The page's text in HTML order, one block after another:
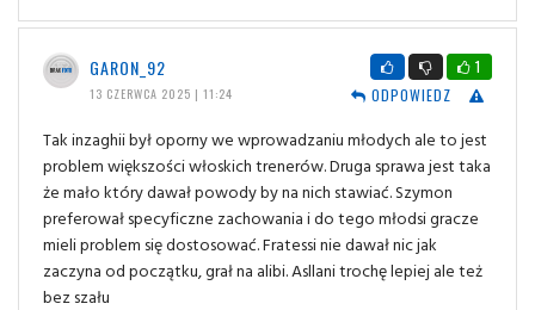
GARON_92
13 CZERWCA 2025 | 11:24
1
ODPOWIEDZ
Tak inzaghii był oporny we wprowadzaniu młodych ale to jest
problem większości włoskich trenerów. Druga sprawa jest taka
że mało który dawał powody by na nich stawiać. Szymon
preferował specyficzne zachowania i do tego młodsi gracze
mieli problem się dostosować. Fratessi nie dawał nic jak
zaczyna od początku, grał na alibi. Asllani trochę lepiej ale też
bez szału